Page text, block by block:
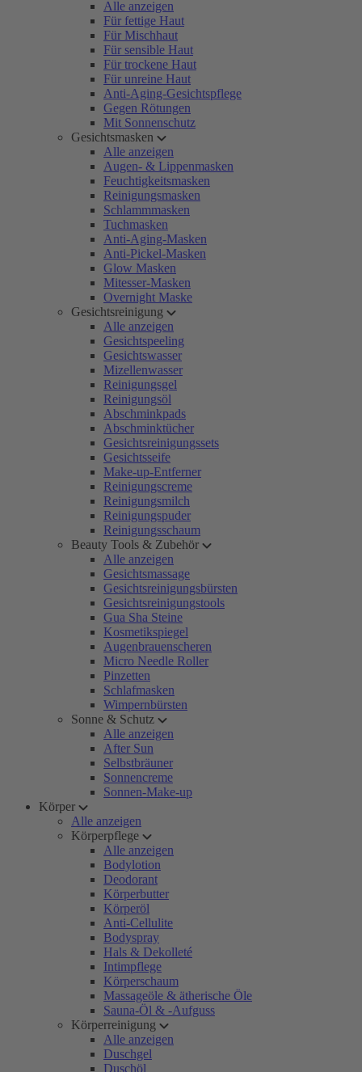
Alle anzeigen
Für fettige Haut
Für Mischhaut
Für sensible Haut
Für trockene Haut
Für unreine Haut
Anti-Aging-Gesichtspflege
Gegen Rötungen
Mit Sonnenschutz
Gesichtsmasken
Alle anzeigen
Augen- & Lippenmasken
Feuchtigkeitsmasken
Reinigungsmasken
Schlammmasken
Tuchmasken
Anti-Aging-Masken
Anti-Pickel-Masken
Glow Masken
Mitesser-Masken
Overnight Maske
Gesichtsreinigung
Alle anzeigen
Gesichtspeeling
Gesichtswasser
Mizellenwasser
Reinigungsgel
Reinigungsöl
Abschminkpads
Abschminktücher
Gesichtsreinigungssets
Gesichtsseife
Make-up-Entferner
Reinigungscreme
Reinigungsmilch
Reinigungspuder
Reinigungsschaum
Beauty Tools & Zubehör
Alle anzeigen
Gesichtsmassage
Gesichtsreinigungsbürsten
Gesichtsreinigungstools
Gua Sha Steine
Kosmetikspiegel
Augenbrauenscheren
Micro Needle Roller
Pinzetten
Schlafmasken
Wimpernbürsten
Sonne & Schutz
Alle anzeigen
After Sun
Selbstbräuner
Sonnencreme
Sonnen-Make-up
Körper
Alle anzeigen
Körperpflege
Alle anzeigen
Bodylotion
Deodorant
Körperbutter
Körperöl
Anti-Cellulite
Bodyspray
Hals & Dekolleté
Intimpflege
Körperschaum
Massageöle & ätherische Öle
Sauna-Öl & -Aufguss
Körperreinigung
Alle anzeigen
Duschgel
Duschöl